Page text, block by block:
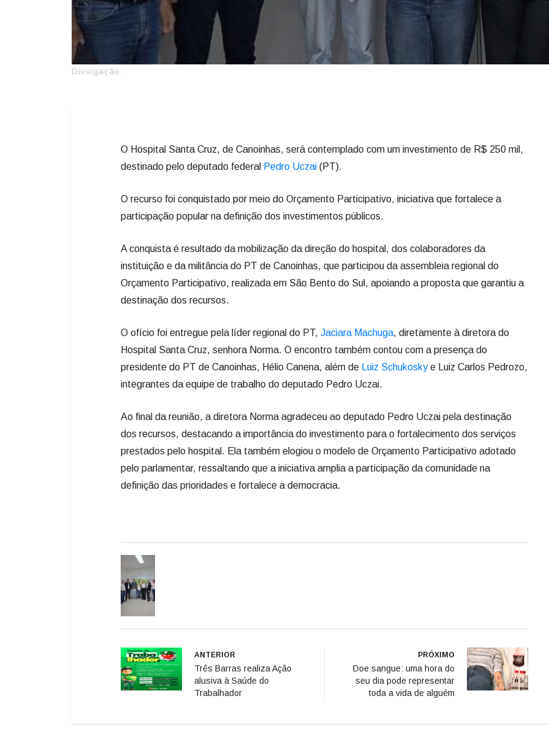
Divulgação -
O Hospital Santa Cruz, de Canoinhas, será contemplado com um investimento de R$ 250 mil,
destinado pelo deputado federal Pedro Uczai (PT).
O recurso foi conquistado por meio do Orçamento Participativo, iniciativa que fortalece a
participação popular na definição dos investimentos públicos.
A conquista é resultado da mobilização da direção do hospital, dos colaboradores da
instituição e da militância do PT de Canoinhas, que participou da assembleia regional do
Orçamento Participativo, realizada em São Bento do Sul, apoiando a proposta que garantiu a
destinação dos recursos.
O ofício foi entregue pela líder regional do PT, Jaciara Machuga, diretamente à diretora do
Hospital Santa Cruz, senhora Norma. O encontro também contou com a presença do
presidente do PT de Canoinhas, Hélio Canena, além de Luiz Schukoskye Luiz Carlos Pedrozo,
integrantes da equipe de trabalho do deputado Pedro Uczai.
Ao final da reunião, a diretora Norma agradeceu ao deputado Pedro Uczai pela destinação
dos recursos, destacando a importância do investimento para o fortalecimento dos serviços
prestados pelo hospital. Ela também elogiou o modelo de Orçamento Participativo adotado
pelo parlamentar, ressaltando que a iniciativa amplia a participação da comunidade na
definição das prioridades e fortalece a democracia.
ANTERIOR
Três Barras realiza Ação
alusiva à Saúde do
Trabalhador
PRÓXIMO
Doe sangue: uma hora do
seu dia pode representar
toda a vida de alguém